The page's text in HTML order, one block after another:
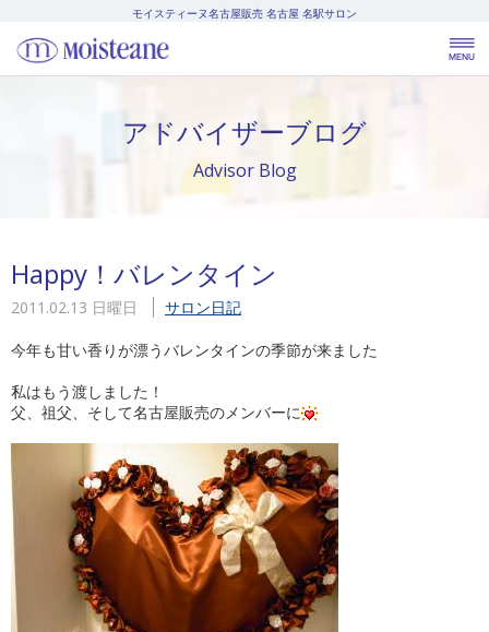
モイスティーヌ名古屋販売 名古屋 名駅サロン
アドバイザーブログ
Advisor Blog
Happy！バレンタイン
2011.02.13 日曜日 サロン日記
今年も甘い香りが漂うバレンタインの季節が来ました
私はもう渡しました！
父、祖父、そして名古屋販売のメンバーに